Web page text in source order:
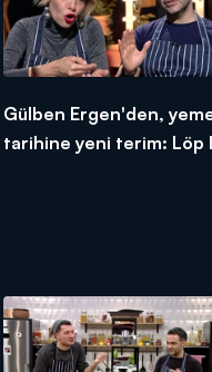
Gülben Ergen'den,
tarihine yeni terim: Löp